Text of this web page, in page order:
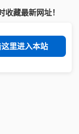
藏最新网址！
里进入本站